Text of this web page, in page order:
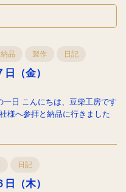
品 製作 日記
（金）
一日 こんにちは、豆柴工房です
様へ参拝と納品に行きました
日記
（木）